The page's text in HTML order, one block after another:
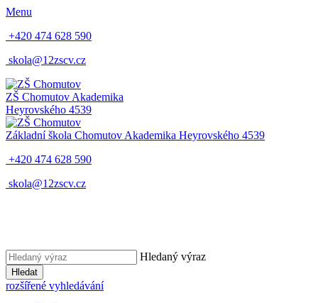
Menu
+420 474 628 590
skola@12zscv.cz
ZŠ Chomutov Akademika
Heyrovského 4539
Základní škola Chomutov Akademika Heyrovského 4539
+420 474 628 590
skola@12zscv.cz
Hledaný výraz
Hledat
rozšířené vyhledávání